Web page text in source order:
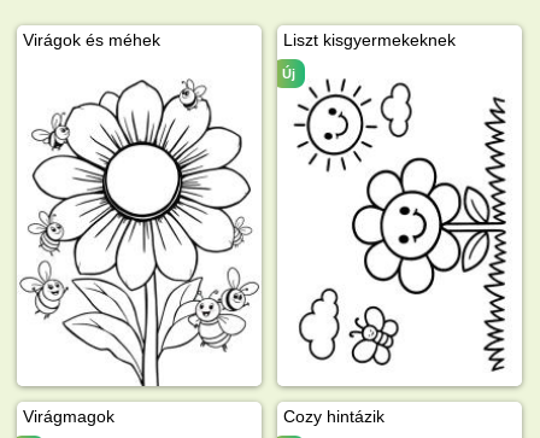
Virágok és méhek Liszt kisgyermekeknek
Új
Virágmagok Cozy hintázik